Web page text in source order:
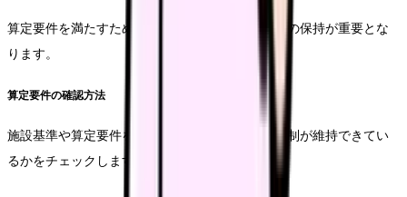
算定要件を満たすための体制整備と、確実な記録の保持が重要とな
ります。
算定要件の確認方法
施設基準や算定要件を定期的に確認し、必要な体制が維持できてい
るかをチェックします。